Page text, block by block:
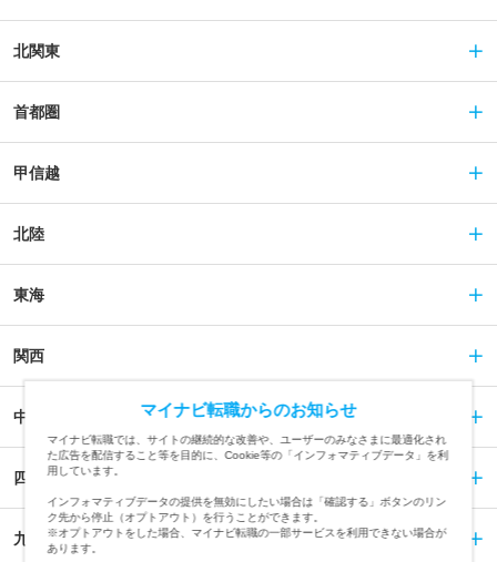
北関東
首都圏
甲信越
北陸
東海
関西
中国
四国
九州
マイナビ転職からのお知らせ
マイナビ転職では、サイトの継続的な改善や、ユーザーのみなさまに最適化され
た広告を配信すること等を目的に、Cookie等の「インフォマティブデータ」を利
用しています。
インフォマティブデータの提供を無効にしたい場合は「確認する」ボタンのリン
ク先から停止（オプトアウト）を行うことができます。
※オプトアウトをした場合、マイナビ転職の一部サービスを利用できない場合が
あります。